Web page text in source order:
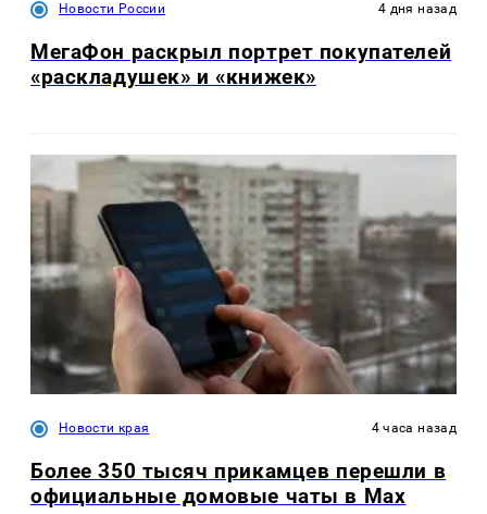
Новости России 4 дня назад
МегаФон раскрыл портрет покупателей
«раскладушек» и «книжек»
Новости края 4 часа назад
Более 350 тысяч прикамцев перешли в
официальные домовые чаты в Max